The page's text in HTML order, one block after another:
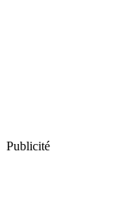
Publicité